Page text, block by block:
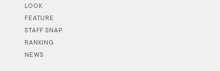
LOOK
FEATURE
STAFF SNAP
RANKING
NEWS